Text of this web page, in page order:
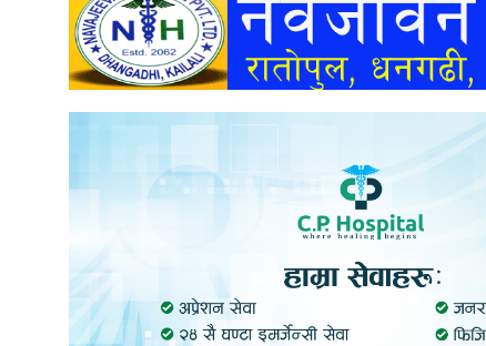
अन्तर्वार्ता
खेलकुद